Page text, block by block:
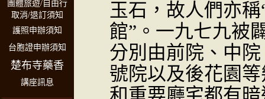
團體旅遊/自由行
取消/退訂須知
護照申辦須知
台胞證申辦須知
楚布寺藥香
講座訊息
玉石，故人們亦稱
館”。一九七九被
分別由前院、中
號院以及後花園